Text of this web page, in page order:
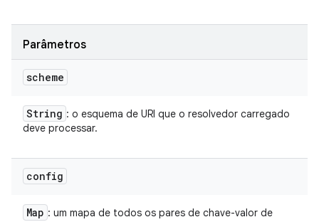
Parâmetros
scheme
String : o esquema de URI que o resolvedor carregado
deve processar.
config
Map : um mapa de todos os pares de chave-valor de